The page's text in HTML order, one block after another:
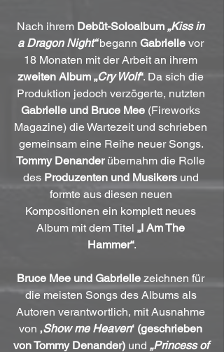
Nach ihrem Debüt-Soloalbum „Kiss in
a Dragon Night“ begann Gabrielle vor
18 Monaten mit der Arbeit an ihrem
zweiten Album „Cry Wolf“. Da sich die
Produktion jedoch verzögerte, nutzten
Gabrielle und Bruce Mee (Fireworks
Magazine) die Wartezeit und schrieben
gemeinsam eine Reihe neuer Songs.
Tommy Denander übernahm die Rolle
des Produzenten und Musikers und
formte aus diesen neuen
Kompositionen ein komplett neues
Album mit dem Titel „I Am The
Hammer“.
Bruce Mee und Gabrielle zeichnen für
die meisten Songs des Albums als
Autoren verantwortlich, mit Ausnahme
von ‚Show me Heaven‘ (geschrieben
von Tommy Denander) und „Princess of